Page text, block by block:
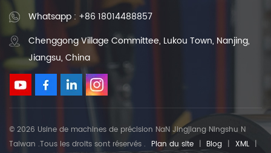
Whatsapp : +86 18014488857
Chenggong Village Committee, Lukou Town, Nanjing,
Jiangsu, China
© 2026 Usine de machines de précision NaN Jingjiang Ningshu N
Taiwan .Tous les droits sont réservés . Plan du site | Blog | XML |